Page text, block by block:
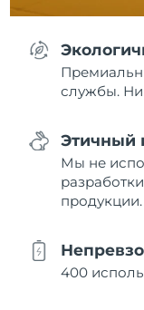
службы.
Этичный
Мы не
продукции.
400